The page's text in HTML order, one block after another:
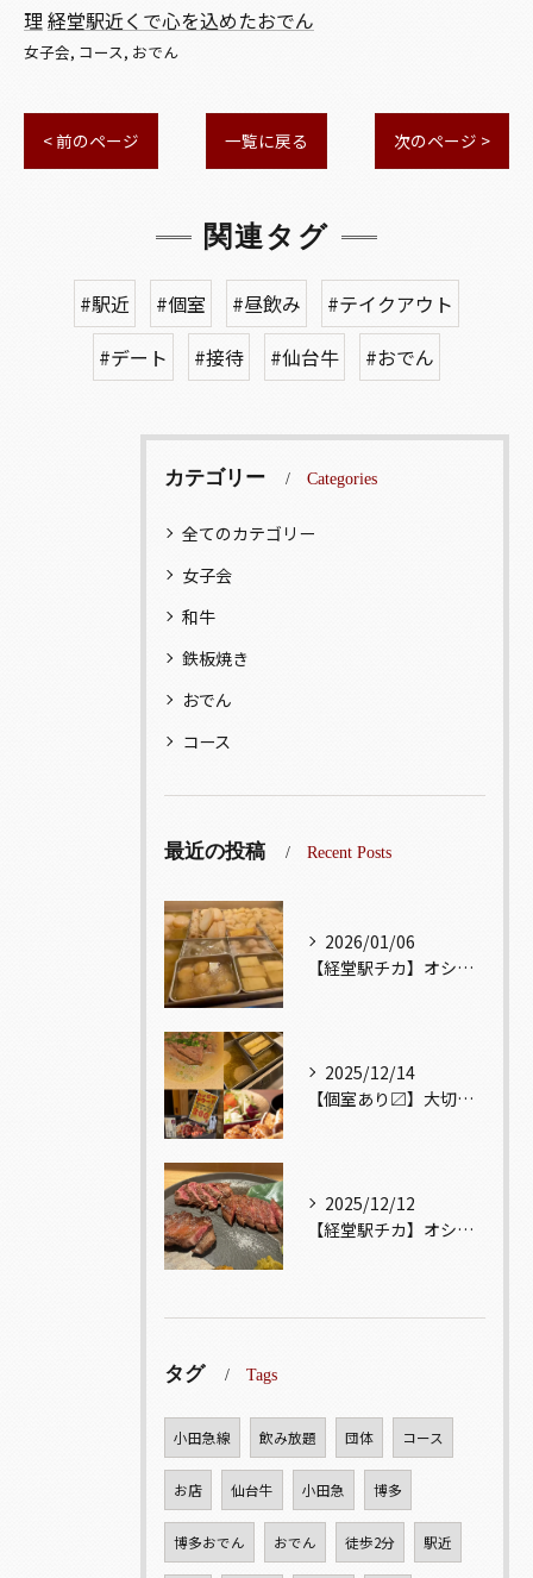
理 経堂駅近くで心を込めたおでん
女子会 コース おでん
< 前のページ 一覧に戻る 次のページ >
関連タグ
#駅近 #個室 #昼飲み
#テイクアウト
#デート
#接待 #仙台牛 #おでん
カテゴリー Categories
全てのカテゴリー
女子会
和牛
鉄板焼き
おでん
コース
最近の投稿 Recent Posts
2026/01/06
【経堂駅チカ】オシャレ居酒屋🏮出汁が美味しいおでんがオススメ...
2025/12/14
【個室あり〼】大切な記念日、お祝い事でのご来店ぜひお待ちして...
2025/12/12
【経堂駅チカ】オシャレ居酒屋🏮自慢のお肉が楽しめる🐃お得なコ...
タグ Tags
小田急線 飲み放題 団体 コース
お店 仙台牛 小田急 博多
博多おでん おでん 徒歩2分 駅近